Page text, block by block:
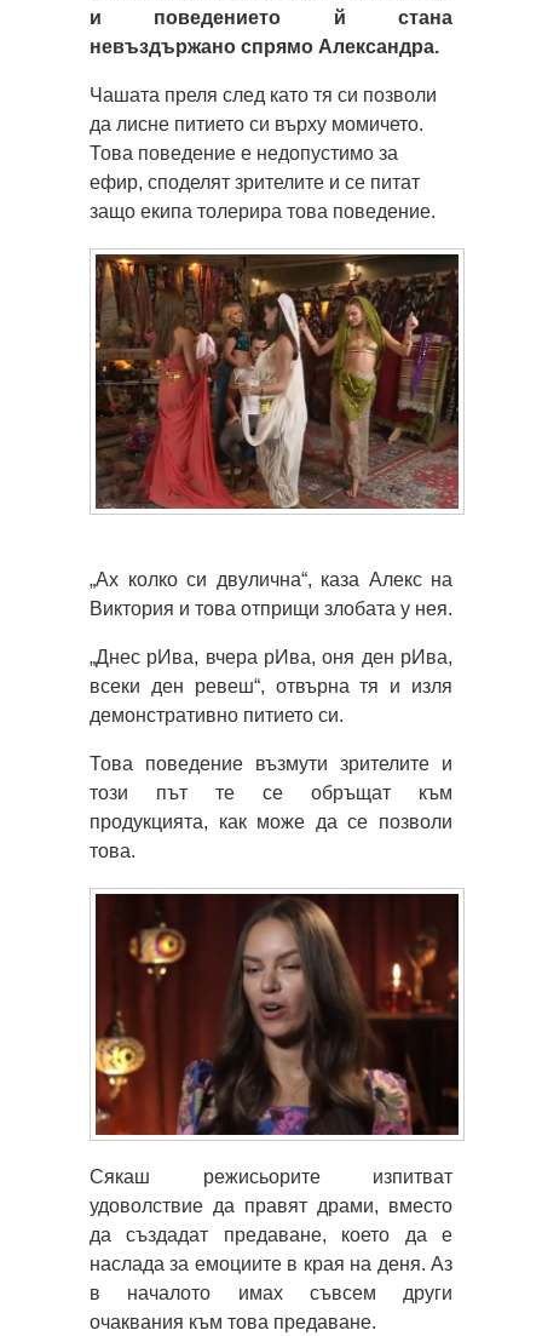
и поведението й стана
невъздържано спрямо Александра.
Чашата преля след като тя си позволи
да лисне питието си върху момичето.
Това поведение е недопустимо за
ефир, споделят зрителите и се питат
защо екипа толерира това поведение.
„Ах колко си двулична“, каза Алекс на
Виктория и това отприщи злобата у нея.
„Днес рИва, вчера рИва, оня ден рИва,
всеки ден ревеш“, отвърна тя и изля
демонстративно питието си.
Това поведение възмути зрителите и
този път те се обръщат към
продукцията, как може да се позволи
това.
Сякаш режисьорите изпитват
удоволствие да правят драми, вместо
да създадат предаване, което да е
наслада за емоциите в края на деня. Аз
в началото имах съвсем други
очаквания към това предаване.